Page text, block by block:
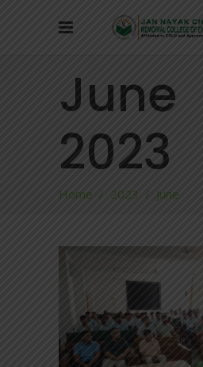
June
2023
Home / 2023 / June